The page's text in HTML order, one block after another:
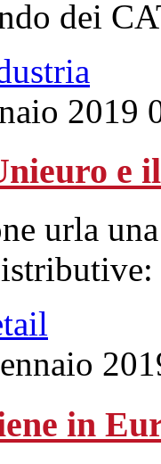
dei
2019
e
urla
in